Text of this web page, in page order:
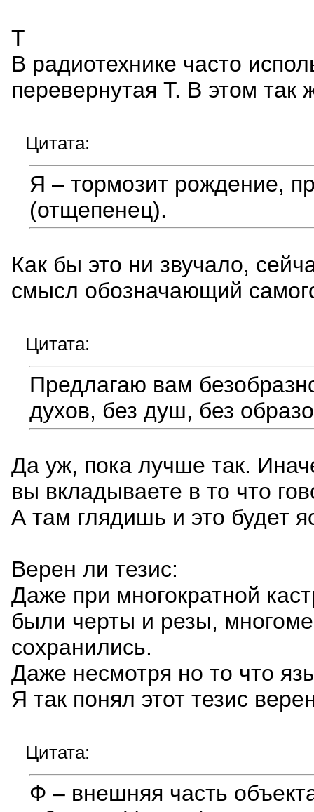
Т
В радиотехнике часто
перевернутая Т. В этом так
Цитата:
Я – тормозит рождение,
(отщепенец).
Как бы это ни звучало,
смысл обозначающий
Цитата:
Предлагаю вам
духов, без душ, без
Да уж, пока лучше так.
вы вкладываете в то что
А там глядишь и это будет
Верен ли тезис:
Даже при многократной
были черты и резы,
сохранились.
Даже несмотря но то что
Я так понял этот тезис
Цитата:
Ф – внешняя часть